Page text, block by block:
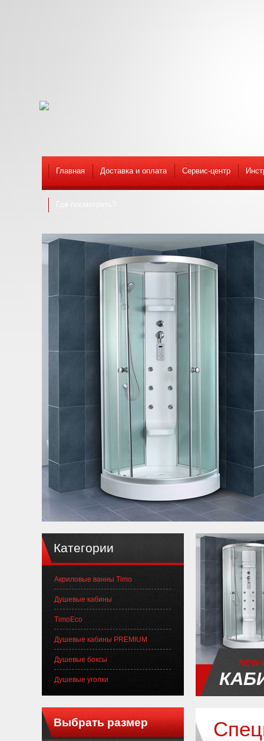
Главная Доставка и оплата Сервис-центр
NEW
Категории
Акриловые ванны Timo
Душевые кабины
TimoEco
Душевые кабины PREMIUM
Душевые боксы
Душевые уголки
Выбрать размер